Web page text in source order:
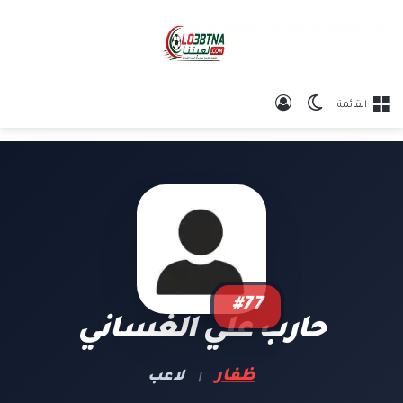
القائمة الوضع المظلم
#77
حارب علي الغساني
ظفار | لاعب